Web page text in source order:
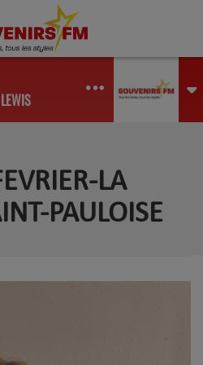
LA
PAULOISE